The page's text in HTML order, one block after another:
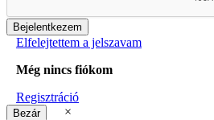
Elfelejtettem a jelszavam
Még nincs fiókom
Regisztráció
×